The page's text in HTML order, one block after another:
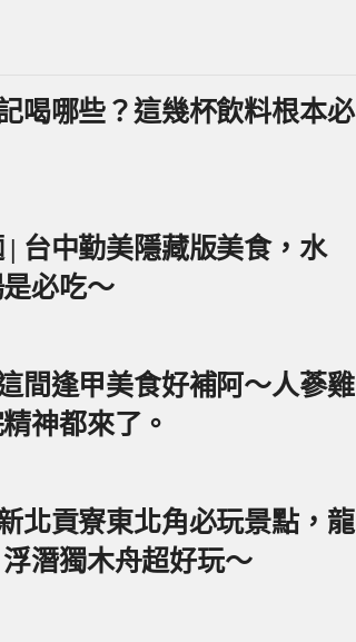
喝哪些？這幾杯飲料根本必
| 台中勤美隱藏版美食，水
必吃～
間逢甲美食好補阿～人蔘雞
神都來了。
北貢寮東北角必玩景點，龍
潛獨木舟超好玩～